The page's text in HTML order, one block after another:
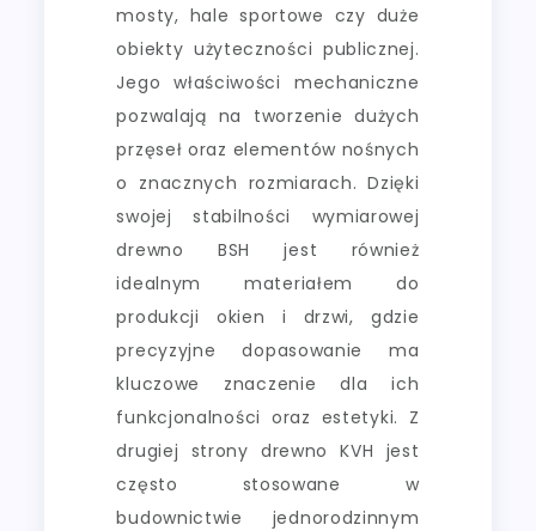
mosty, hale sportowe czy duże
obiekty użyteczności publicznej.
Jego właściwości mechaniczne
pozwalają na tworzenie dużych
przęseł oraz elementów nośnych
o znacznych rozmiarach. Dzięki
swojej stabilności wymiarowej
drewno BSH jest również
idealnym materiałem do
produkcji okien i drzwi, gdzie
precyzyjne dopasowanie ma
kluczowe znaczenie dla ich
funkcjonalności oraz estetyki. Z
drugiej strony drewno KVH jest
często stosowane w
budownictwie jednorodzinnym